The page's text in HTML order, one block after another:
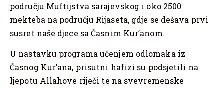
području Muftijstva sarajevskog i oko 2500
mekteba na području Rijaseta, gdje se dešava prvi
susret naše djece sa Časnim Kur’anom.
U nastavku programa učenjem odlomaka iz
Časnog Kur’ana, prisutni hafizi su podsjetili na
ljepotu Allahove riječi te na svevremenske